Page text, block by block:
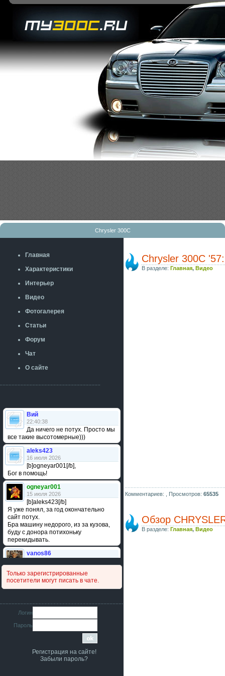
Chrysler 300C
Главная
Характеристики
Интерьер
Видео
Фотогалерея
Статьи
Форум
Чат
О сайте
Вий
22:40:38
Да ничего не потух. Просто мы
все такие высотомерные)))
aleks423
16 июля 2026
[b]ogneyar001[/b],
Бог в помощь!
ogneyar001
15 июля 2026
[b]aleks423[/b]
Я уже понял, за год окончательно
сайт потух.
Бра машину недорого, из за кузова,
буду с донора потихоньку
перекидывать.
vanos86
сравнивал подушку акпп бензиновой и
дизельной машины намера
4578063AG и 4578061AG? По фото
iMrCoffeeBLR4
11 июля 2026
[b]era124[/b],
Ага понял буду знать спасибо
era124
7 июля 2026
Только зарегистрированные
посетители могут писать в чате.
Логин
Пароль
Регистрация на сайте!
Забыли пароль?
Chrysler 300С
В разделе: Главная, Видео
Комментариев: , Просмотров:65535
Обзор
В разделе: Главная, Видео